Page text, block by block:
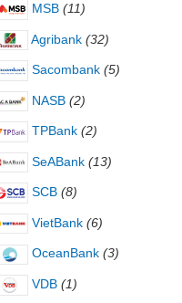
MSB (11)
Agribank (32)
Sacombank (5)
NASB (2)
TPBank (2)
SeABank (13)
SCB (8)
VietBank (6)
OceanBank (3)
VDB (1)